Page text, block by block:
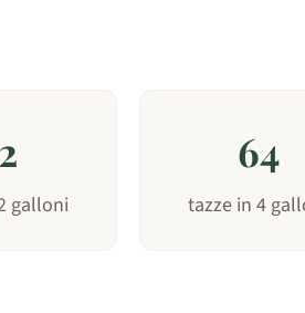
galloni
64
tazze in 4